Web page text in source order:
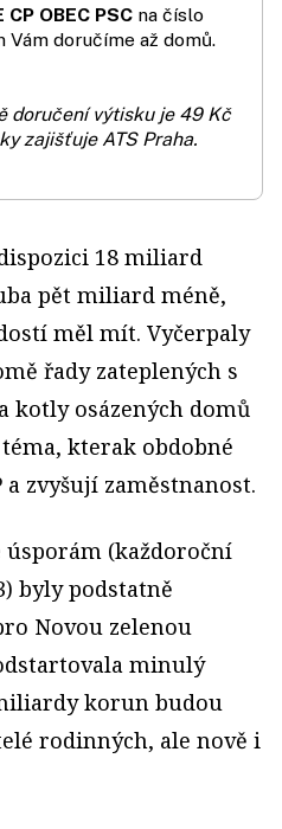
CP OBEC PSC na číslo
Vám doručíme až domů.
doručení výtisku je 49 Kč
zajišťuje ATS Praha.
18 miliard
pět miliard méně,
měl mít. Vyčerpaly
řady zateplených s
kotly osázených domů
kterak obdobné
zvyšují zaměstnanost.
úsporám (každoroční
byly podstatně
Novou zelenou
minulý
korun budou
rodinných, ale nově i